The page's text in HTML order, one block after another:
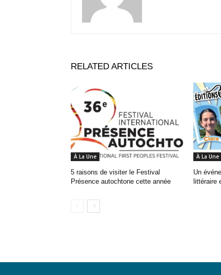
RELATED ARTICLES
À La Une
5 raisons de visiter le Festival
Présence autochtone cette année
À La Une
Un
littéraire